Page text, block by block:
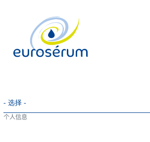
Euroserum : Ingrédients laitiers | Dairy ingredients | 乳制品原料
个人信息